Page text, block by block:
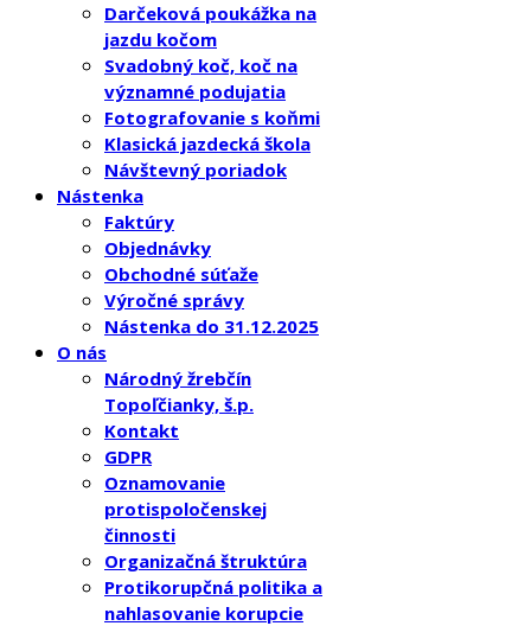
Darčeková poukážka na
jazdu kočom
Svadobný koč, koč na
významné podujatia
Fotografovanie s koňmi
Klasická jazdecká škola
Návštevný poriadok
Nástenka
Faktúry
Objednávky
Obchodné súťaže
Výročné správy
Nástenka do 31.12.2025
O nás
Národný žrebčín
Topoľčianky, š.p.
Kontakt
GDPR
Oznamovanie
protispoločenskej
činnosti
Organizačná štruktúra
Protikorupčná politika a
nahlasovanie korupcie